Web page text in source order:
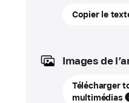
04
MISE
JOUR
Copier le
Images de
Télécharger
multimédias